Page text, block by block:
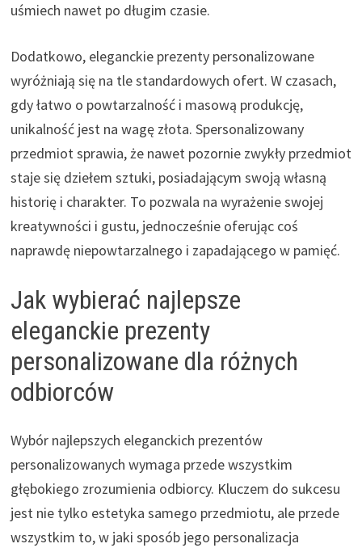
uśmiech nawet po długim czasie.
Dodatkowo, eleganckie prezenty personalizowane
wyróżniają się na tle standardowych ofert. W czasach,
gdy łatwo o powtarzalność i masową produkcję,
unikalność jest na wagę złota. Spersonalizowany
przedmiot sprawia, że nawet pozornie zwykły przedmiot
staje się dziełem sztuki, posiadającym swoją własną
historię i charakter. To pozwala na wyrażenie swojej
kreatywności i gustu, jednocześnie oferując coś
naprawdę niepowtarzalnego i zapadającego w pamięć.
Jak wybierać najlepsze
eleganckie prezenty
personalizowane dla różnych
odbiorców
Wybór najlepszych eleganckich prezentów
personalizowanych wymaga przede wszystkim
głębokiego zrozumienia odbiorcy. Kluczem do sukcesu
jest nie tylko estetyka samego przedmiotu, ale przede
wszystkim to, w jaki sposób jego personalizacja